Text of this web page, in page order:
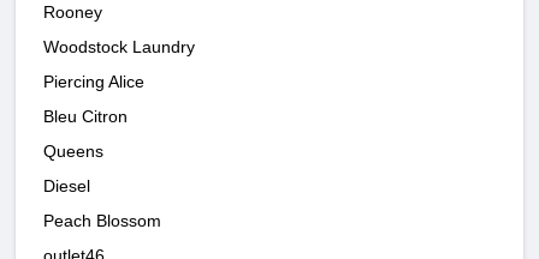
Rooney
Woodstock Laundry
Piercing Alice
Bleu Citron
Queens
Diesel
Peach Blossom